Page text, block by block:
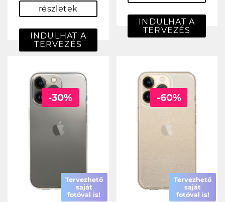
részletek
INDULHAT A
TERVEZÉS
INDULHAT A
TERVEZÉS
-30%
Tervezhető
saját
fotóval is!
-60%
Tervezhető
saját
fotóval is!